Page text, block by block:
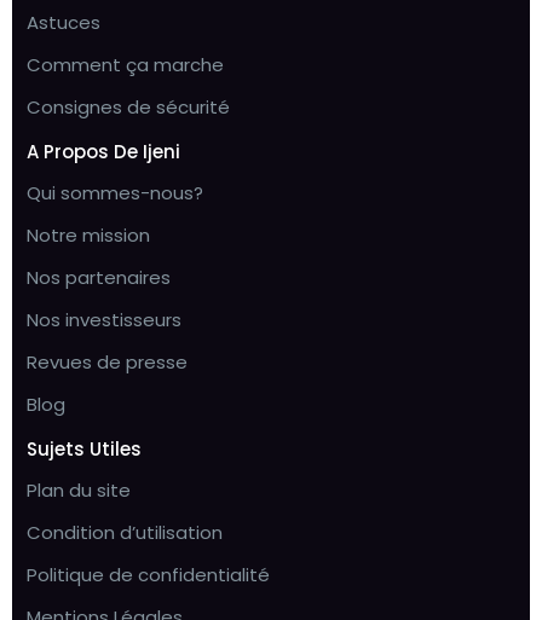
Astuces
Comment ça marche
Consignes de sécurité
A Propos De Ijeni
Qui sommes-nous?
Notre mission
Nos partenaires
Nos investisseurs
Revues de presse
Blog
Sujets Utiles
Plan du site
Condition d’utilisation
Politique de confidentialité